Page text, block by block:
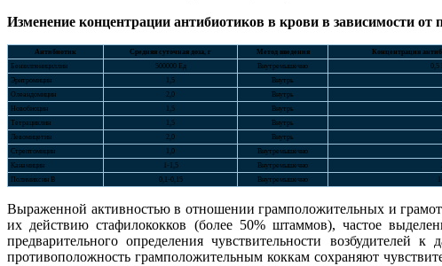
Изменение концентрации антибиотиков в крови в зависимости от
Антибиотик Средняя суточная доза, г Метод введения Концентрация
Бензилпенициллин
500000 Ед Внутремышечно 0,5
Эритромицин
1,5 Внутрь
Олеандомицин
2,0 Внутрь
Новобиоцин
1,5 Внутрь
Тетрациклин
1,5 Внутрь
Левомицетин
2,0 Внутрь
Стрептомицин
1,0 Внутремышечно
Канамицин
1-1,5 Внутремышечно
Полимиксин В
0,1-0,15 Внутремышечно
Выраженной активностью в отношении грамположительных и
их действию стафилококков (более 50% штаммов), частое
предварительного определения чувствительности
противоположность грамположительным коккам сохраняют